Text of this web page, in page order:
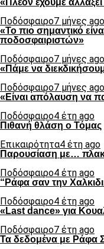
«Πλέον έχουμε
Ποδόσφαιρο7 μήνες ago
«Το πιο σημαντικό
ποδοσφαιριστών»
Ποδόσφαιρο7 μήνες ago
«Πάμε να
Ποδόσφαιρο7 μήνες ago
«Είναι απόλαυση να
Ποδόσφαιρο4 έτη ago
Πιθανή θλάση ο Τόμας
Επικαιρότητα4 έτη ago
Παρουσίαση με…
Ποδόσφαιρο4 έτη ago
“Ράφα σαν την
Ποδόσφαιρο4 έτη ago
«Last dance» για
Ποδόσφαιρο7 έτη ago
Τα δεδομένα με Ράφα